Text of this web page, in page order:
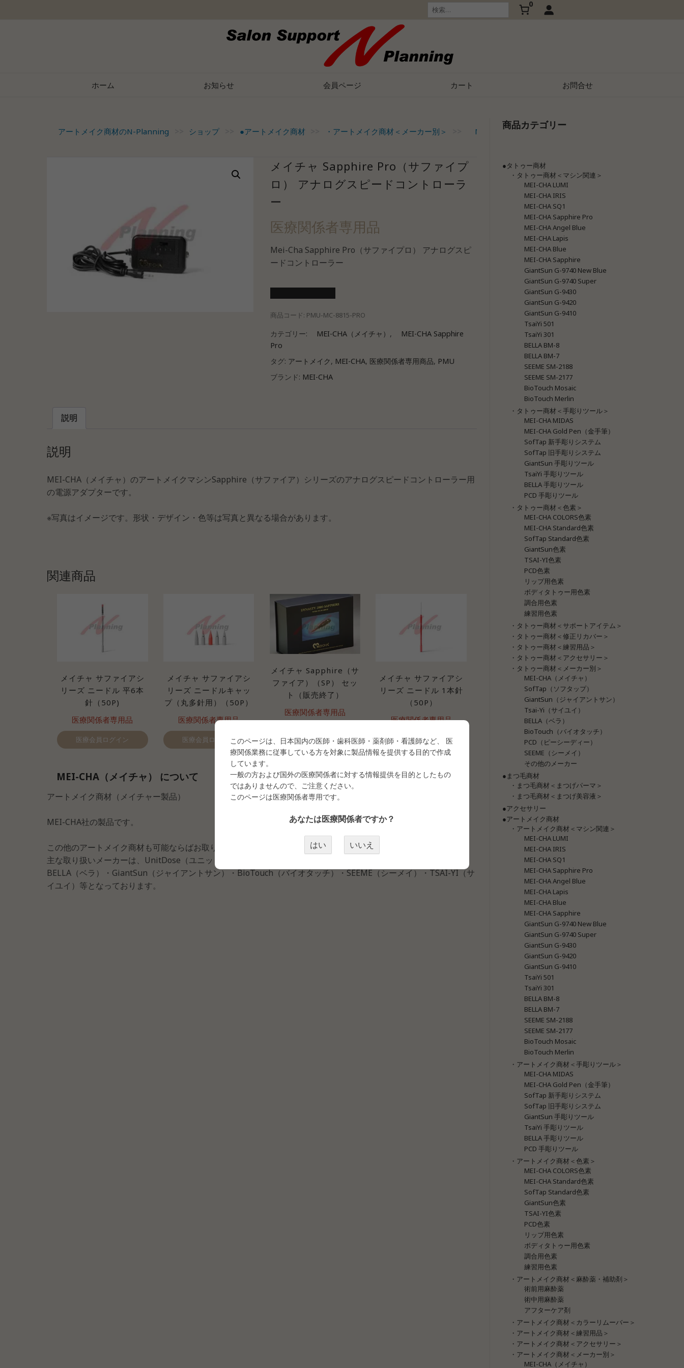
検
索:
0
ホーム お知らせ 会員ページ カート お問合せ
アートメイク商材のN-Planning ショップ ●アートメイク商材 ・アートメイク商材＜メーカー別＞ MEI-CHA（メイチャ）
メイチャ Sapphire Pro（サファイプ
ロ） アナログスピードコントローラ
ー
医療関係者専用品
Mei-Cha Sapphire Pro（サファイプロ） アナログスピ
ードコントローラー
商品コード: PMU-MC-8815-PRO
カテゴリー: MEI-CHA（メイチャ） ,
MEI-CHA Sapphire
Pro
タグ: アートメイク, MEI-CHA, 医療関係者専用商品, PMU
ブランド: MEI-CHA
説明
説明
MEI-CHA（メイチャ）のアートメイクマシンSapphire（サファイア）シリーズのアナログスピードコントローラー用
の電源アダプターです。
※写真はイメージです。形状・デザイン・色等は写真と異なる場合があります。
関連商品
メイチャ サファイアシ
リーズ ニードル 平6本
針（50P)
医療関係者専用品
医療会員ログイン
メイチャ サファイアシ
リーズ ニードルキャッ
プ（丸多針用）（50P）
医療関係者専用品
医療会員ログイン
メイチャ Sapphire（サ
ファイア）（SP） セッ
ト（販売終了）
医療関係者専用品
メイチャ サファイアシ
リーズ ニードル 1本針
（50P）
医療関係者専用品
医療会員ログイン
MEI-CHA（メイチャ） について
アートメイク商材（メイチャー製品）
MEI-CHA社の製品です。
この他のアートメイク商材も可能ならばお取り寄せを致します。ご希望の品がございましたらご連絡下さい。
主な取り扱いメーカーは、UnitDose（ユニットドーズ）・SofTap（ソフタップ）・MEI-CHA（メイチャ）・
BELLA（ベラ）・GiantSun（ジャイアントサン）・BioTouch（バイオタッチ）・SEEME（シーメイ）・TSAI-YI（サ
イユイ）等となっております。
商品カテゴリー
●タトゥー商材
・タトゥー商材＜マシン関連＞
MEI-CHA LUMI
MEI-CHA IRIS
MEI-CHA SQ1
MEI-CHA Sapphire Pro
MEI-CHA Angel Blue
MEI-CHA Lapis
MEI-CHA Blue
MEI-CHA Sapphire
GiantSun G-9740 New Blue
GiantSun G-9740 Super
GiantSun G-9430
GiantSun G-9420
GiantSun G-9410
TsaiYi 501
TsaiYi 301
BELLA BM-8
BELLA BM-7
SEEME SM-2188
SEEME SM-2177
BioTouch Mosaic
BioTouch Merlin
・タトゥー商材＜手彫りツール＞
MEI-CHA MIDAS
MEI-CHA Gold Pen（金手筆）
SofTap 新手彫りシステム
SofTap 旧手彫りシステム
GiantSun 手彫りツール
TsaiYi 手彫りツール
BELLA 手彫りツール
PCD 手彫りツール
・タトゥー商材＜色素＞
MEI-CHA COLORS色素
MEI-CHA Standard色素
SofTap Standard色素
GiantSun色素
TSAI-YI色素
PCD色素
リップ用色素
ボディタトゥー用色素
調合用色素
練習用色素
・タトゥー商材＜サポートアイテム＞
・タトゥー商材＜修正リカバー＞
・タトゥー商材＜練習用品＞
・タトゥー商材＜アクセサリー＞
・タトゥー商材＜メーカー別＞
MEI-CHA（メイチャ）
SofTap（ソフタップ）
GiantSun（ジャイアントサン）
Tsai-Yi（サイユイ）
BELLA（ベラ）
BioTouch（バイオタッチ）
PCD（ピーシーディー）
SEEME（シーメイ）
その他のメーカー
●まつ毛商材
・まつ毛商材＜まつげパーマ＞
・まつ毛商材＜まつげ美容液＞
●アクセサリー
●アートメイク商材
・アートメイク商材＜マシン関連＞
MEI-CHA LUMI
MEI-CHA IRIS
MEI-CHA SQ1
MEI-CHA Sapphire Pro
MEI-CHA Angel Blue
MEI-CHA Lapis
MEI-CHA Blue
MEI-CHA Sapphire
GiantSun G-9740 New Blue
GiantSun G-9740 Super
GiantSun G-9430
GiantSun G-9420
GiantSun G-9410
TsaiYi 501
TsaiYi 301
BELLA BM-8
BELLA BM-7
SEEME SM-2188
SEEME SM-2177
BioTouch Mosaic
BioTouch Merlin
・アートメイク商材＜手彫りツール＞
MEI-CHA MIDAS
MEI-CHA Gold Pen（金手筆）
SofTap 新手彫りシステム
SofTap 旧手彫りシステム
GiantSun 手彫りツール
TsaiYi 手彫りツール
BELLA 手彫りツール
PCD 手彫りツール
・アートメイク商材＜色素＞
MEI-CHA COLORS色素
MEI-CHA Standard色素
SofTap Standard色素
GiantSun色素
TSAI-YI色素
PCD色素
リップ用色素
ボディタトゥー用色素
調合用色素
練習用色素
・アートメイク商材＜麻酔薬・補助剤＞
術前用麻酔薬
術中用麻酔薬
アフターケア剤
・アートメイク商材＜カラーリムーバー＞
・アートメイク商材＜練習用品＞
・アートメイク商材＜アクセサリー＞
・アートメイク商材＜メーカー別＞
MEI-CHA（メイチャ）
このページは、日本国内の医師・歯科医師・薬剤師・看護師など、 医
療関係業務に従事している方を対象に製品情報を提供する目的で作成
しています。
一般の方および国外の医療関係者に対する情報提供を目的としたもの
ではありませんので、ご注意ください。
このページは医療関係者専用です。
あなたは医療関係者ですか？
はい いいえ